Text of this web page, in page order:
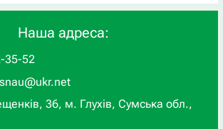
Наша адреса:
35-52
36, м. Глухів, Сумська обл.,